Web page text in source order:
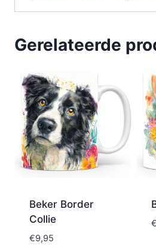
Gerelateerde
Beker Border
Collie
€9,95
€